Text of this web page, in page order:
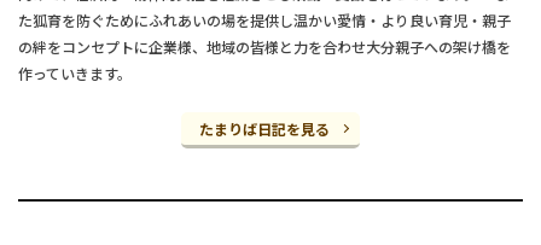
た狐育を防ぐためにふれあいの場を提供し温かい愛情・より良い育児・親子
の絆をコンセプトに企業様、地域の皆様と力を合わせ大分親子への架け橋を
作っていきます。
たまりば日記を見る